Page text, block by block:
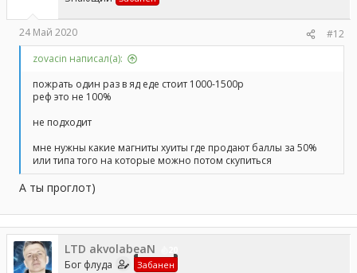
24 Май 2020
#12
zovacin написал(а):
пожрать один раз в яд еде стоит 1000-1500р
реф это не 100%
не подходит
мне нужны какие магниты хуиты где продают баллы за 50%
или типа того на которые можно потом скупиться
А ты проглот)
LTD akvolabeaN
Бог флуда Забанен